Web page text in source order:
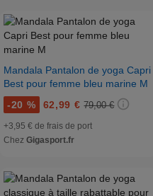
Mandala Pantalon de yoga Capri
Best pour femme bleu marine M
-20 % 62,99 € 79,00 €
+3,95 € de frais de port
Chez Gigasport.fr